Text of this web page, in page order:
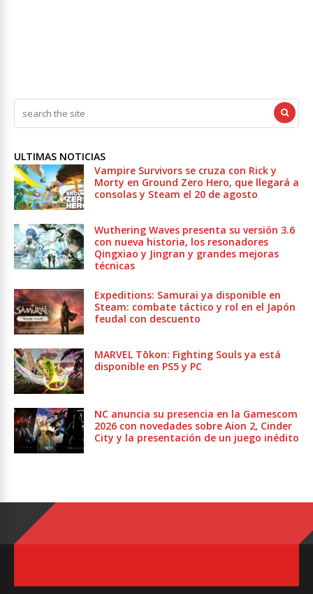
ULTIMAS NOTICIAS
Vampire Survivors se cruza con Rick y
Morty en Ground Zero Hero, que llegará a
consolas y Steam el 20 de agosto
Wuthering Waves presenta su versión 3.6
con nueva historia, los resonadores
Qingxiao y Jingran y grandes mejoras
técnicas
Expeditions: Samurai ya disponible en
Steam: combate táctico y rol en el Japón
feudal con descuento
MARVEL Tōkon: Fighting Souls ya está
disponible en PS5 y PC
NC anuncia su presencia en la Gamescom
2026 con novedades sobre Aion 2, Cinder
City y la presentación de un juego inédito